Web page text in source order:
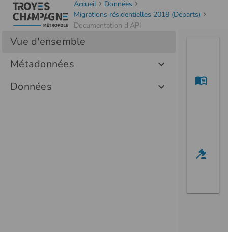
Accueil
Données
Migrations résidentielles 2018 (Départs)
Documentation d'API